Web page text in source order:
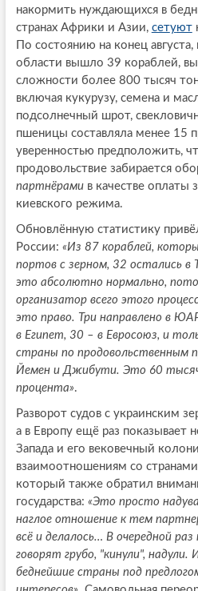
накормить нуждающихся в
странах Африки и Азии, сетуют
По состоянию на конец
области вышло 39 кораблей,
сложности более 800 тысяч
включая кукурузу, семена и
подсолнечный шрот,
пшеницы составляла менее 15
уверенностью предположить,
продовольствие забирается
партнёрамив качестве оплаты
киевского режима.
Обновлённую статистику
России: «Из 87 кораблей,
портов с зерном, 32 остались в
это абсолютно нормально,
организатор всего этого
это право. Три направлено в
в Египет, 30 – в Евросоюз, и
страны по продовольственным
Йемен и Джибути. Это 60
процента».
Разворот судов с украинским
а в Европу ещё раз показывает
Запада и его вековечный
взаимоотношениям со странами
который также обратил
государства: «Это просто
наглое отношение к тем
всё и делалось… В очередной
говорят грубо, "кинули", надули.
беднейшие страны под